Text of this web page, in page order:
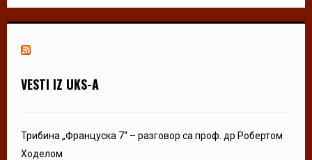
VESTI IZ UKS-A
Трибина „Француска 7“ – разговор са проф. др Робертом
Ходелом